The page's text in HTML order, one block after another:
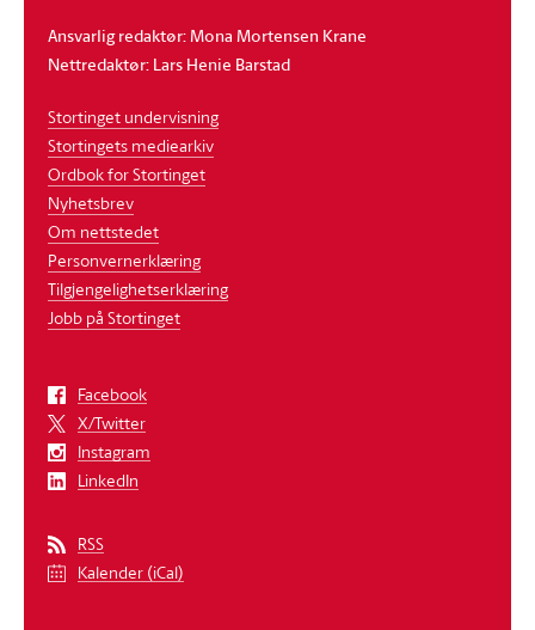
Ansvarlig redaktør: Mona Mortensen Krane
Nettredaktør: Lars Henie Barstad
Stortinget undervisning
Stortingets mediearkiv
Ordbok for Stortinget
Nyhetsbrev
Om nettstedet
Personvernerklæring
Tilgjengelighetserklæring
Jobb på Stortinget
Facebook
X/Twitter
Instagram
LinkedIn
RSS
Kalender (iCal)